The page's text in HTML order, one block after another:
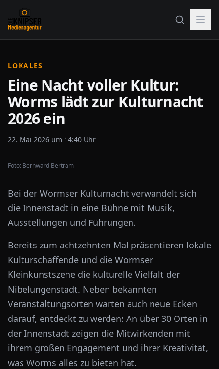
LOKALES
Eine Nacht voller Kultur:
Worms lädt zur Kulturnacht
2026 ein
22. Mai 2026 um 14:40 Uhr
Foto: Bernward Bertram
Bei der Wormser Kulturnacht verwandelt sich
die Innenstadt in eine Bühne mit Musik,
Ausstellungen und Führungen.
Bereits zum achtzehnten Mal präsentieren lokale
Kulturschaffende und die Wormser
Kleinkunstszene die kulturelle Vielfalt der
Nibelungenstadt. Neben bekannten
Veranstaltungsorten warten auch neue Ecken
darauf, entdeckt zu werden: An über 30 Orten in
der Innenstadt zeigen die Mitwirkenden mit
ihrem großen Engagement und ihrer Kreativität,
was Worms alles zu bieten hat.